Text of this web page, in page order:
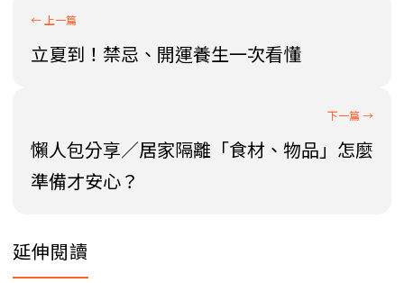
立夏到！禁忌、開運養生一次看懂
懶人包分享／居家隔離「食材、物品」怎麼
準備才安心？
延伸閱讀